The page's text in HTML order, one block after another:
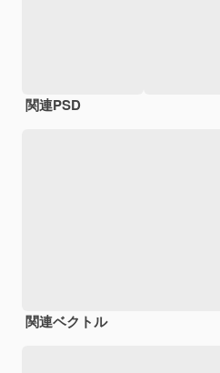
関連PSD
関連ベクトル